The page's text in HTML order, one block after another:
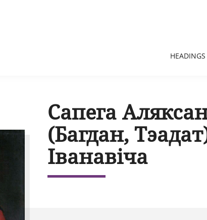
HEADINGS
Сапега
(Багдан,
Іванавіча